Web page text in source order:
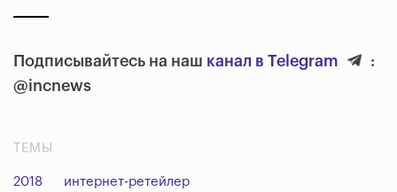
Подписывайтесь на наш канал в Telegram
:
@incnews
ТЕМЫ
2018 интернет-ретейлер